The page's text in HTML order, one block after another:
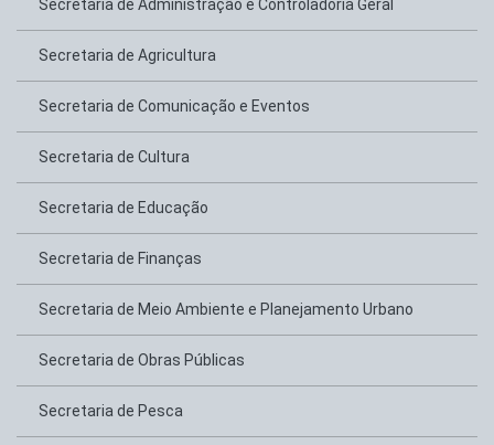
Secretaria de Administração e Controladoria Geral
Secretaria de Agricultura
Secretaria de Comunicação e Eventos
Secretaria de Cultura
Secretaria de Educação
Secretaria de Finanças
Secretaria de Meio Ambiente e Planejamento Urbano
Secretaria de Obras Públicas
Secretaria de Pesca